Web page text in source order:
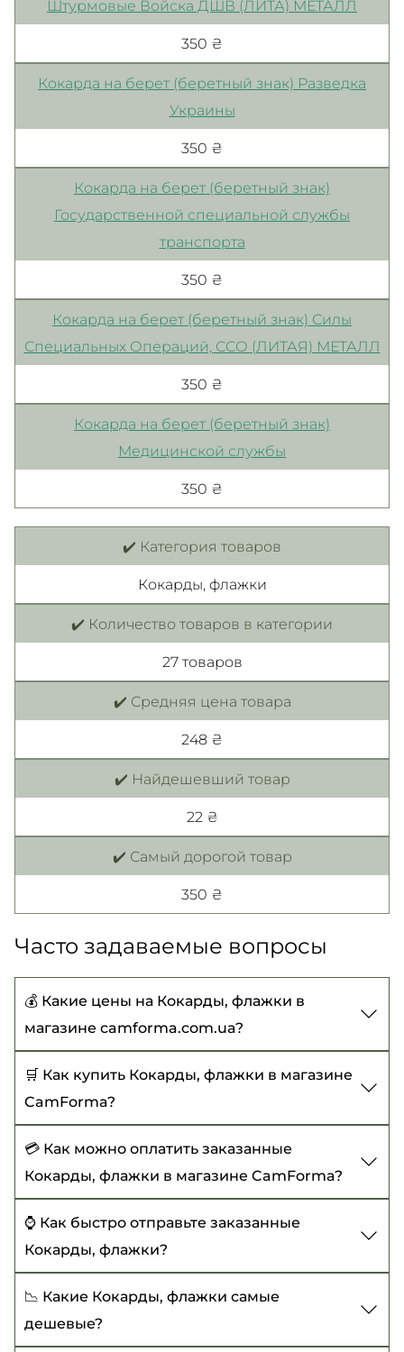
Штурмовые Войска ДШВ (ЛИТА) МЕТАЛЛ
350 ₴
Кокарда на берет (беретный знак) Разведка
Украины
350 ₴
Кокарда на берет (беретный знак)
Государственной специальной службы
транспорта
350 ₴
Кокарда на берет (беретный знак) Силы
Специальных Операций, ССО (ЛИТАЯ) МЕТАЛЛ
350 ₴
Кокарда на берет (беретный знак)
Медицинской службы
350 ₴
✔️ Категория товаров
Кокарды, флажки
✔️ Количество товаров в категории
27 товаров
✔️ Средняя цена товара
248 ₴
✔️ Найдешевший товар
22 ₴
✔️ Самый дорогой товар
350 ₴
Часто задаваемые вопросы
💰 Какие цены на Кокарды, флажки в
магазине camforma.com.ua?
Цены на Кокарды, флажки начинаются от 22 ₴
до 350 ₴
🛒 Как купить Кокарды, флажки в магазине
CamForma?
Чтобы купить Кокарды, флажки, выберите
нужный товар, добавьте его в корзину и
оформите заказ с указанием всех
необходимых данных. Или позвоните нам -
оформим заказ вместе:
+38 (067) 914-36-75
+38 (093) 627-99-41
💳 Как можно оплатить заказанные
Кокарды, флажки в магазине CamForma?
Сейчас доступны следующие варианты оплаты:
Оплата при получении товара (действует
Безналичный расчет;
⌚ Как быстро отправьте заказанные
Кокарды, флажки?
Оформляя заказ на сайте CamForma.com,ua на
Кокарды, флажки обработка и доставка займет
📉 Какие Кокарды, флажки самые
дешевые?